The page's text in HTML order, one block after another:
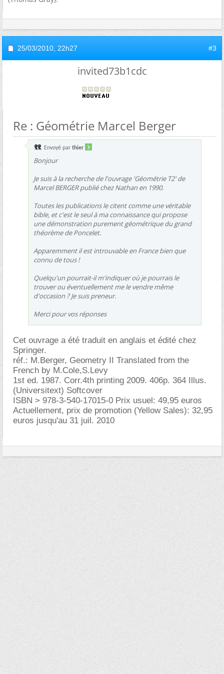
25/03/2010, 22h27 #3
invited73b1cdc
Re : Géométrie Marcel Berger
Envoyé par thier
Bonjour
Je suis à la recherche de l'ouvrage 'Géométrie T2' de
Marcel BERGER publié chez Nathan en 1990.
Toutes les publications le citent comme une véritable
bible, et c'est le seul à ma connaissance qui propose
une démonstration purement géométrique du grand
théorème de Poncelet.
Apparemment il est introuvable en France bien que
connu de tous !
Quelqu'un pourrait-il m'indiquer où je pourrais le
trouver ou éventuellement me le vendre même
d'occasion ? Je suis preneur.
Merci pour vos réponses
Cet ouvrage a été traduit en anglais et édité chez
Springer.
réf.: M.Berger, Geometry II Translated from the
French by M.Cole,S.Levy
1st ed. 1987. Corr.4th printing 2009. 406p. 364 Illus.
(Universitext) Softcover
ISBN > 978-3-540-17015-0 Prix usuel: 49,95 euros
Actuellement, prix de promotion (Yellow Sales): 32,95
euros jusqu'au 31 juil. 2010